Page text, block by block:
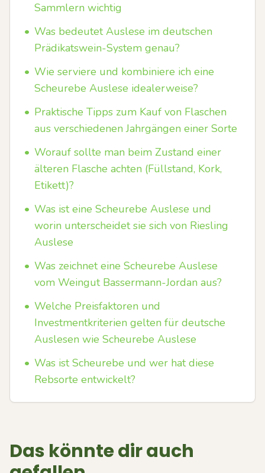
Sammlern wichtig
• Was bedeutet Auslese im deutschen
Prädikatswein-System genau?
• Wie serviere und kombiniere ich eine
Scheurebe Auslese idealerweise?
• Praktische Tipps zum Kauf von Flaschen
aus verschiedenen Jahrgängen einer Sorte
• Worauf sollte man beim Zustand einer
älteren Flasche achten (Füllstand, Kork,
Etikett)?
• Was ist eine Scheurebe Auslese und
worin unterscheidet sie sich von Riesling
Auslese
• Was zeichnet eine Scheurebe Auslese
vom Weingut Bassermann-Jordan aus?
• Welche Preisfaktoren und
Investmentkriterien gelten für deutsche
Auslesen wie Scheurebe Auslese
• Was ist Scheurebe und wer hat diese
Rebsorte entwickelt?
Das könnte dir auch